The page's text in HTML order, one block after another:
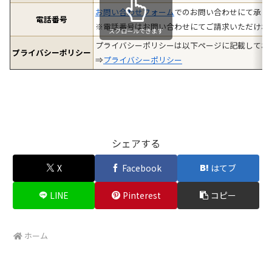
電話番号
お問い合わせフォームでのお問い合わせにて承り
※電話番号はお問い合わせにてご請求いただけ
プライバシーポリシー
プライバシーポリシーは以下ページに記載してお
⇒プライバシーポリシー
スクロールできます
シェアする
X Facebook はてブ
LINE Pinterest コピー
ホーム